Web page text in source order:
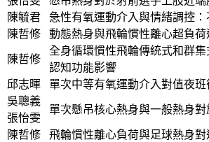
陳毓君
急性有氧運動介入與情緒調控
陳哲修
動態熱身與飛輪慣性離心超負
陳哲修
全身循環慣性飛輪傳統式和群
認知功能影響
邱志暉
單次中等有氧運動介入對值夜
吳聰義
張怡雯
單次懸吊核心熱身與一般熱身
陳哲修
飛輪慣性離心負荷與足球熱身